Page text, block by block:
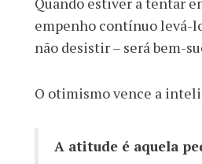
empenho contínuo levá-
não desistir – será bem-
O otimismo vence a
A atitude é aquela